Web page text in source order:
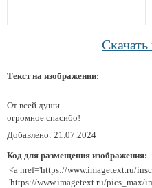
Текст на изображении:
От всей души
огромное спасибо!
Добавлено: 21.07.2024
Код для размещения изображения:
<a href='https://www.imagetext.ru/
'https://www.imagetext.ru/pics_max/